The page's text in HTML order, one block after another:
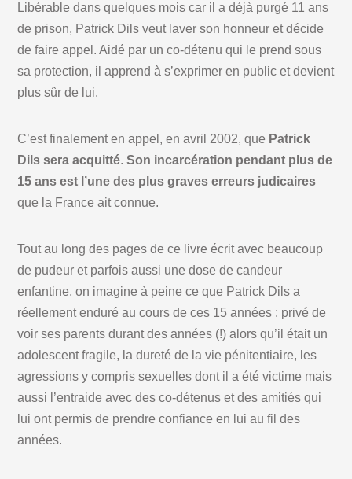
Libérable dans quelques mois car il a déjà purgé 11 ans
de prison, Patrick Dils veut laver son honneur et décide
de faire appel. Aidé par un co-détenu qui le prend sous
sa protection, il apprend à s’exprimer en public et devient
plus sûr de lui.
C’est finalement en appel, en avril 2002, que Patrick
Dils sera acquitté.Son incarcération pendant plus de
15 ans est l’une des plus graves erreurs judicaires
que la France ait connue.
Tout au long des pages de ce livre écrit avec beaucoup
de pudeur et parfois aussi une dose de candeur
enfantine, on imagine à peine ce que Patrick Dils a
réellement enduré au cours de ces 15 années : privé de
voir ses parents durant des années (!) alors qu’il était un
adolescent fragile, la dureté de la vie pénitentiaire, les
agressions y compris sexuelles dont il a été victime mais
aussi l’entraide avec des co-détenus et des amitiés qui
lui ont permis de prendre confiance en lui au fil des
années.